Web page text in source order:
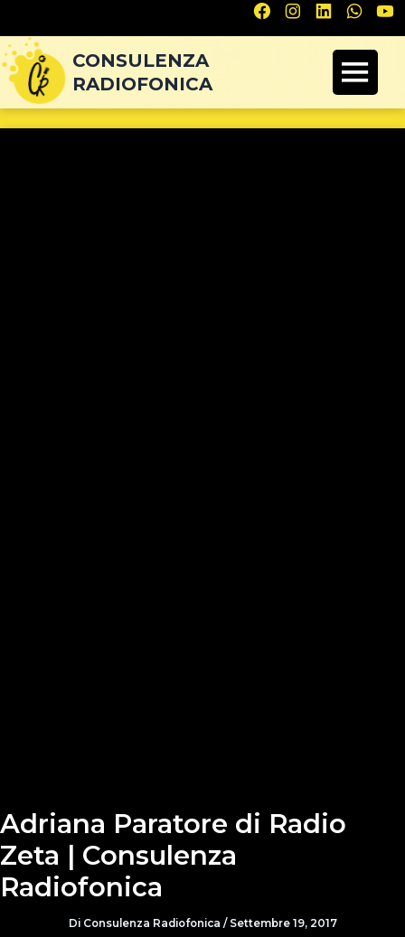
CONSULENZA
RADIOFONICA
Adriana Paratore di Radio
Zeta | Consulenza
Radiofonica
Di Consulenza Radiofonica / Settembre 19, 2017